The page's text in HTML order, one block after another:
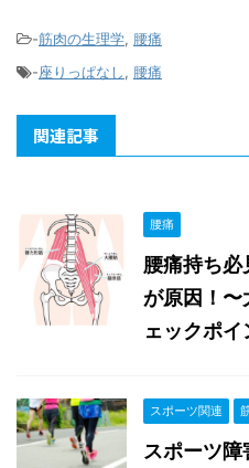
-筋肉の生理学, 腰痛
-座りっぱなし, 腰痛
関連記事
腰痛
腰痛持ち
が原因！
ェックポイ
スポーツ関連
スポーツ障